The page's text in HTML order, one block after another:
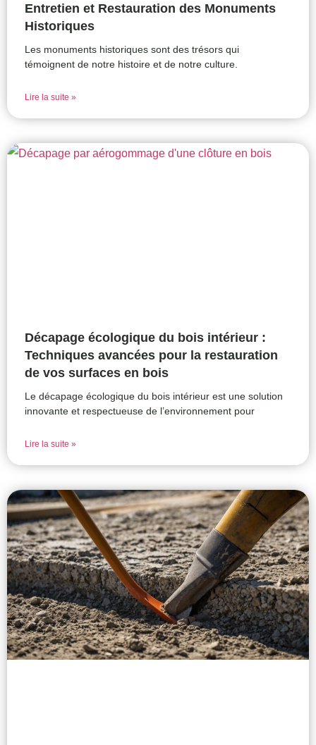
Entretien et Restauration des Monuments
Historiques
Les monuments historiques sont des trésors qui
témoignent de notre histoire et de notre culture.
Lire la suite »
Décapage écologique du bois intérieur :
Techniques avancées pour la restauration
de vos surfaces en bois
Le décapage écologique du bois intérieur est une solution
innovante et respectueuse de l’environnement pour
Lire la suite »